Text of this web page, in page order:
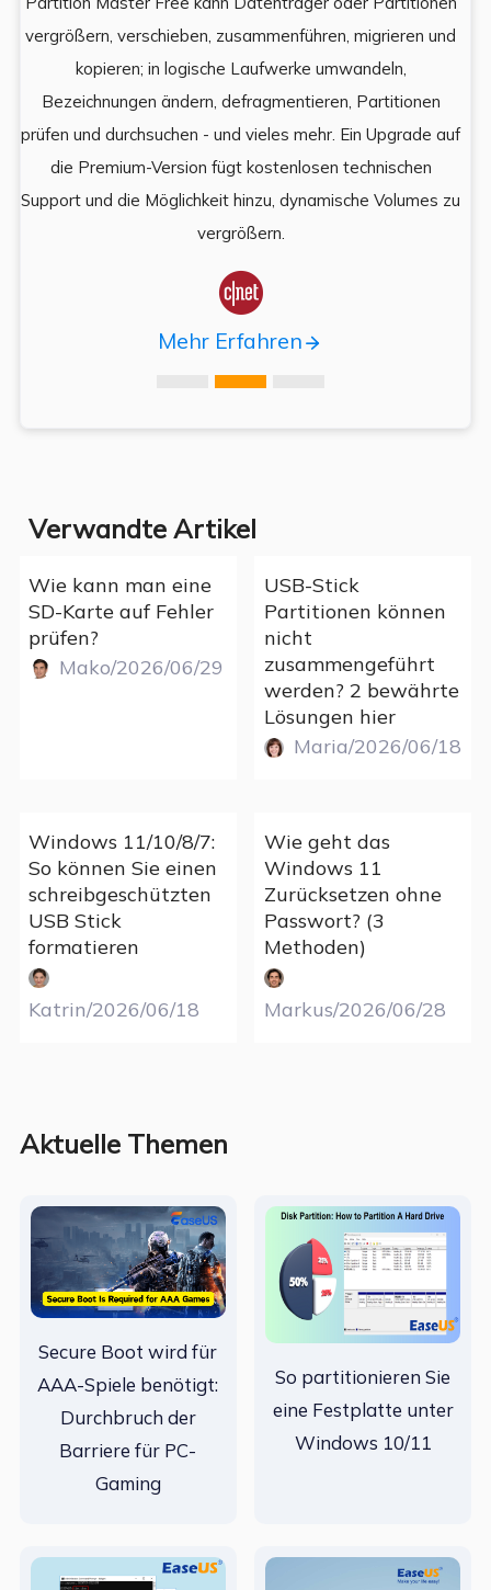
vergrößern, verschieben, zusammenführen, migrieren und
kopieren; in logische Laufwerke umwandeln,
Bezeichnungen ändern, defragmentieren, Partitionen
prüfen und durchsuchen - und vieles mehr. Ein Upgrade auf
die Premium-Version fügt kostenlosen technischen
Support und die Möglichkeit hinzu, dynamische Volumes zu
vergrößern.

Mehr Erfahren
Verwandte Artikel
Wie kann man eine
SD-Karte auf Fehler
prüfen?
Mako/2026/06/29
USB-Stick
Partitionen können
nicht
zusammengeführt
werden? 2 bewährte
Lösungen hier
Maria/2026/06/18
Windows 11/10/8/7:
So können Sie einen
schreibgeschützten
USB Stick
formatieren
Katrin/2026/06/18
Wie geht das
Windows 11
Zurücksetzen ohne
Passwort? (3
Methoden)
Markus/2026/06/28
Aktuelle Themen
Secure Boot wird für
AAA-Spiele benötigt:
Durchbruch der
Barriere für PC-
Gaming
So partitionieren Sie
eine Festplatte unter
Windows 10/11